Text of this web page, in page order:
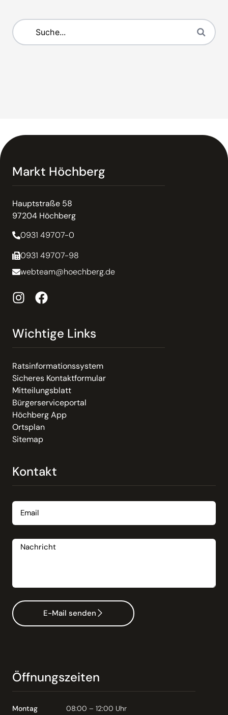
Markt Höchberg
Hauptstraße 58
97204 Höchberg
0931 49707-0
0931 49707-98
webteam@hoechberg.de
Wichtige Links
Ratsinformationssystem
Sicheres Kontaktformular
Mitteilungsblatt
Bürgerserviceportal
Höchberg App
Ortsplan
Sitemap
Kontakt
E-Mail senden
Öffnungszeiten
Montag
08:00 – 12:00 Uhr